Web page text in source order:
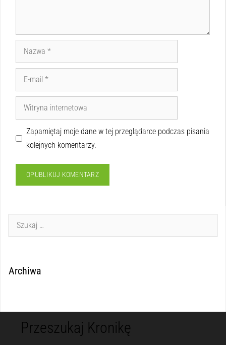
Zapamiętaj moje dane w tej przeglądarce podczas pisania
kolejnych komentarzy.
Archiwa
Przeszukaj Kronikę